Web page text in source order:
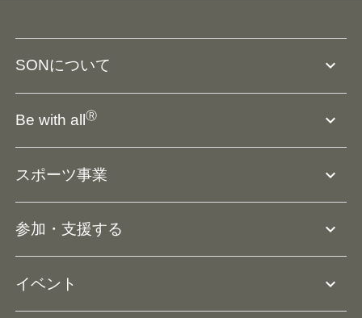
SONについて expand_more
SO組織について
役員等一覧
リソースページ
Be with allⓇ expand_more
スポーツ事業 expand_more
ユニファイドスクール
参加・支援する expand_more
イベント expand_more